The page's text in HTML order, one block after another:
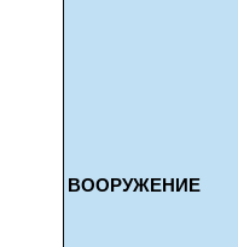
ВООРУЖЕНИЕ